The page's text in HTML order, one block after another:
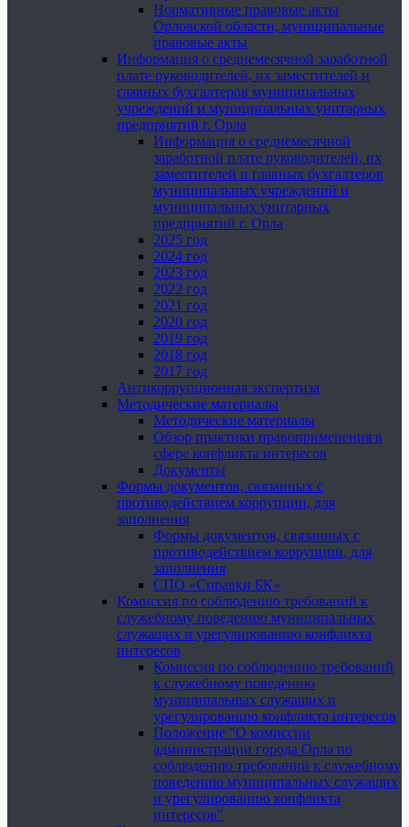
Нормативные правовые акты
Орловской области, муниципальные
правовые акты
Информация о среднемесячной заработной
плате руководителей, их заместителей и
главных бухгалтеров муниципальных
учреждений и муниципальных унитарных
предприятий г. Орла
Информация о среднемесячной
заработной плате руководителей, их
заместителей и главных бухгалтеров
муниципальных учреждений и
муниципальных унитарных
предприятий г. Орла
2025 год
2024 год
2023 год
2022 год
2021 год
2020 год
2019 год
2018 год
2017 год
Антикоррупционная экспертиза
Методические материалы
Методические материалы
Обзор практики правоприменения в
сфере конфликта интересов
Документы
Формы документов, связанных с
противодействием коррупции, для
заполнения
Формы документов, связанных с
противодействием коррупции, для
заполнения
СПО «Справки БК»
Комиссия по соблюдению требований к
служебному поведению муниципальных
служащих и урегулированию конфликта
интересов
Комиссия по соблюдению требований
к служебному поведению
муниципальных служащих и
урегулированию конфликта интересов
Положение "О комиссии
администрации города Орла по
соблюдению требований к служебному
поведению муниципальных служащих
и урегулированию конфликта
интересов"